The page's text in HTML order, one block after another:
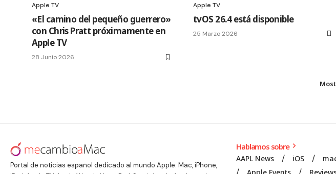
Apple TV
«El camino del pequeño guerrero»
con Chris Pratt próximamente en
Apple TV
28 Junio 2026
Apple TV
tvOS 26.4 está disponible
25 Marzo 2026
Portal de noticias español dedicado al mundo Apple: Mac, iPhone,
Hablamos sobre
AAPL News iOS
Apple Events